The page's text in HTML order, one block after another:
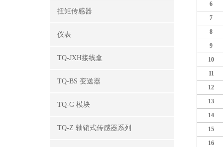
扭矩传感器
仪表
TQ-JXH接线盒
TQ-BS 变送器
TQ-G 模块
TQ-Z 轴销式传感器系列
6
7
8
9
10
11
12
13
14
15
16